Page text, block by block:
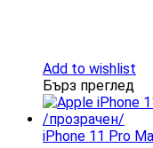
Add to wishlist
Бърз преглед
iPhone 11 Pro